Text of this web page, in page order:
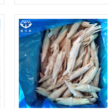
전체 라운드 유약: BQF
40%(맞춤형) 포장: 1kg / 가
방, 10kg / 짠 가방 (맞춤형)
판매 모델: 도매/수출 최소.
주문: 20피트 컨테이너 /
40피트 컨테이너 지불: 보
자마자 TT / С확인된 취소
불가능한 LC 배송: 입금 확
인 후 20일 이내 원산지: 중
국 브랜드: 푸 왕 행 판매 모
델: 도매/수출 지불: 보자마
더 읽기